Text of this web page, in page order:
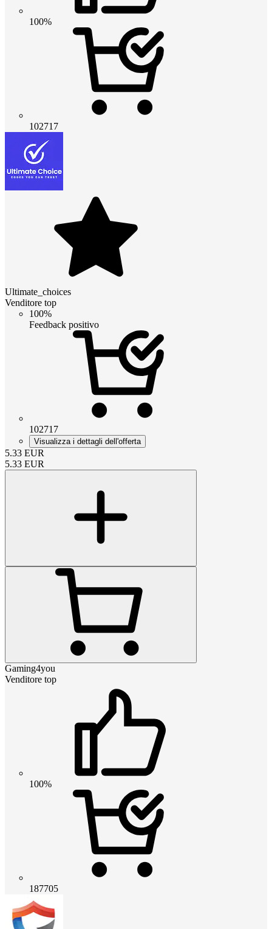
100%
102717
Ultimate_choices
Venditore top
100%
Feedback positivo
102717
Visualizza i dettagli dell'offerta
5.33 EUR
5.33 EUR
Gaming4you
Venditore top
100%
187705